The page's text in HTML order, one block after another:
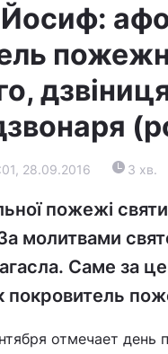
28.09.2016 3 хв.
пожежі
молитвами
Саме за
отмечает день